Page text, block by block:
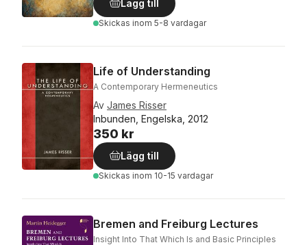
Lägg till
Skickas inom 5-8 vardagar
Life of Understanding
A Contemporary Hermeneutics
Av James Risser
Inbunden, Engelska, 2012
350 kr
Lägg till
Skickas inom 10-15 vardagar
Bremen and Freiburg Lectures
Insight Into That Which Is and Basic Principles